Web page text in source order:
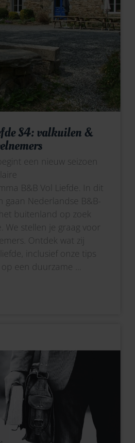
S4: valkuilen &
een nieuw seizoen
B&B Vol Liefde. In dit
gaan Nederlandse B&B-
buitenland op zoek
We stellen je graag voor
Ontdek wat zij
inclusief onze tips
een duurzame ...